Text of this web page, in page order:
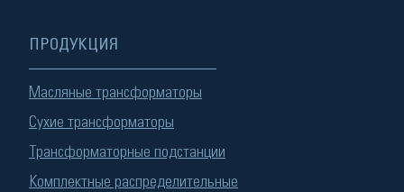
ПРОДУКЦИЯ
Масляные трансформаторы
Сухие трансформаторы
Трансформаторные подстанции
Комплектные распределительные